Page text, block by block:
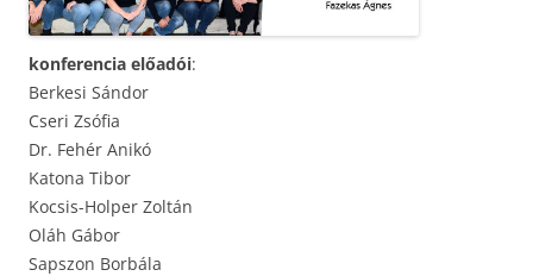
konferencia előadói:
Berkesi Sándor
Cseri Zsófia
Dr. Fehér Anikó
Katona Tibor
Kocsis-Holper Zoltán
Oláh Gábor
Sapszon Borbála